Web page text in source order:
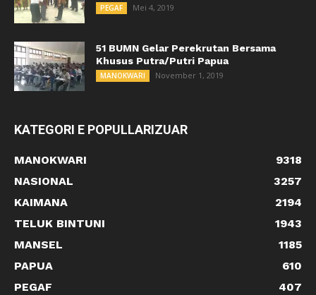
PEGAF Mei 4, 2019
51 BUMN Gelar Perekrutan Bersama
Khusus Putra/Putri Papua
MANOKWARI November 1, 2019
KATEGORI E POPULLARIZUAR
MANOKWARI
9318
NASIONAL
3257
KAIMANA
2194
TELUK BINTUNI
1943
MANSEL
1185
PAPUA
610
PEGAF
407